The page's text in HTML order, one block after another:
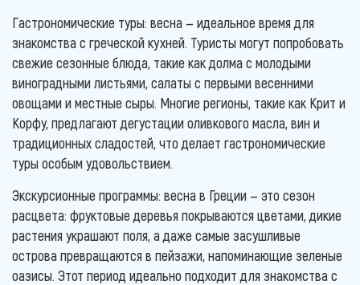
Гастрономические туры: весна — идеальное время для
знакомства с греческой кухней. Туристы могут попробовать
свежие сезонные блюда, такие как долма с молодыми
виноградными листьями, салаты с первыми весенними
овощами и местные сыры. Многие регионы, такие как Крит и
Корфу, предлагают дегустации оливкового масла, вин и
традиционных сладостей, что делает гастрономические
туры особым удовольствием.
Экскурсионные программы: весна в Греции — это сезон
расцвета: фруктовые деревья покрываются цветами, дикие
растения украшают поля, а даже самые засушливые
острова превращаются в пейзажи, напоминающие зеленые
оазисы. Этот период идеально подходит для знакомства с